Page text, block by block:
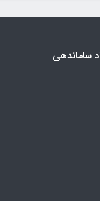
ساماندهی